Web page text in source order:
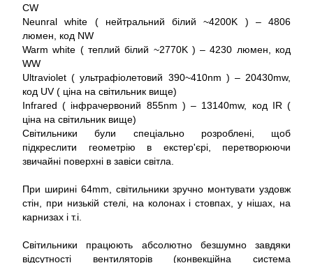
CW
Neunral white ( нейтральний білий ~4200K ) – 4806
люмен, код NW
Warm white ( теплий білий ~2770K ) – 4230 люмен, код
WW
Ultraviolet ( ультрафіолетовий 390~410nm ) – 20430mw,
код UV ( ціна на світильник вище)
Infrared ( інфрачервоний 855nm ) – 13140mw, код IR (
ціна на світильник вище)
Світильники були спеціально розроблені, щоб
підкреслити геометрію в екстер'єрі, перетворюючи
звичайні поверхні в завіси світла.
При ширині 64mm, світильники зручно монтувати уздовж
стін, при низькій стелі, на колонах і стовпах, у нішах, на
карнизах і т.і.
Світильники працюють абсолютно безшумно завдяки
відсутності вентиляторів (конвекційна система